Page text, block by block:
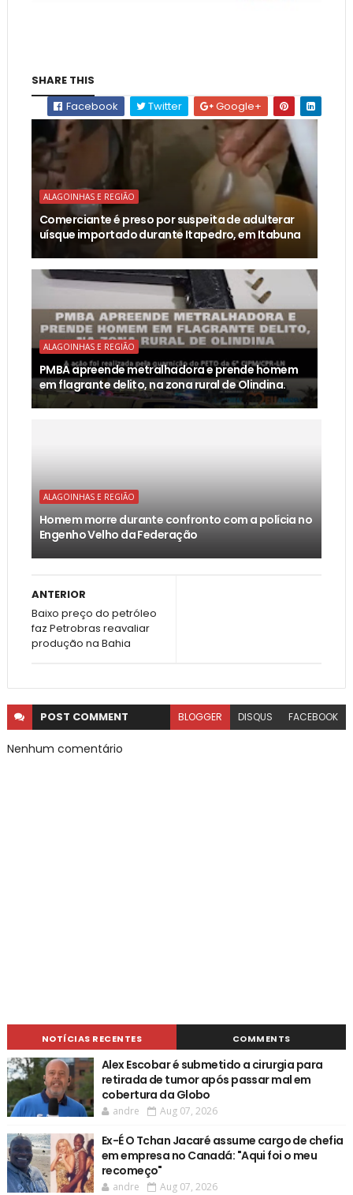
SHARE THIS
Facebook
Twitter Google+
ALAGOINHAS E REGIÃO
Comerciante é preso por suspeita de adulterar
uísque importado durante Itapedro, em Itabuna
ALAGOINHAS E REGIÃO
PMBA apreende metralhadora e prende homem
em flagrante delito, na zona rural de Olindina.
ALAGOINHAS E REGIÃO
Homem morre durante confronto com a polícia no
Engenho Velho da Federação
ANTERIOR
Baixo preço do petróleo
faz Petrobras reavaliar
produção na Bahia
POST COMMENT BLOGGER DISQUS FACEBOOK
Nenhum comentário
NOTÍCIAS RECENTES COMMENTS
Alex Escobar é submetido a cirurgia para
retirada de tumor após passar mal em
cobertura da Globo
andre Aug 07, 2026
Ex-É O Tchan Jacaré assume cargo de chefia
em empresa no Canadá: "Aqui foi o meu
recomeço"
andre Aug 07, 2026